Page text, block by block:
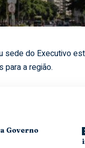
sede do Executivo
para a região.
Governo